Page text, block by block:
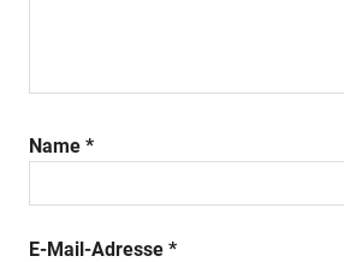
Name *
E-Mail-Adresse *